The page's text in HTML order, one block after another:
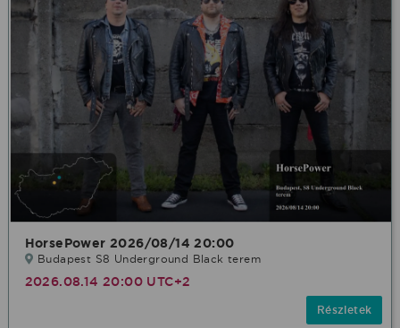
HorsePower 2026/08/14 20:00
Budapest S8 Underground Black terem
2026.08.14 20:00 UTC+2
Részletek